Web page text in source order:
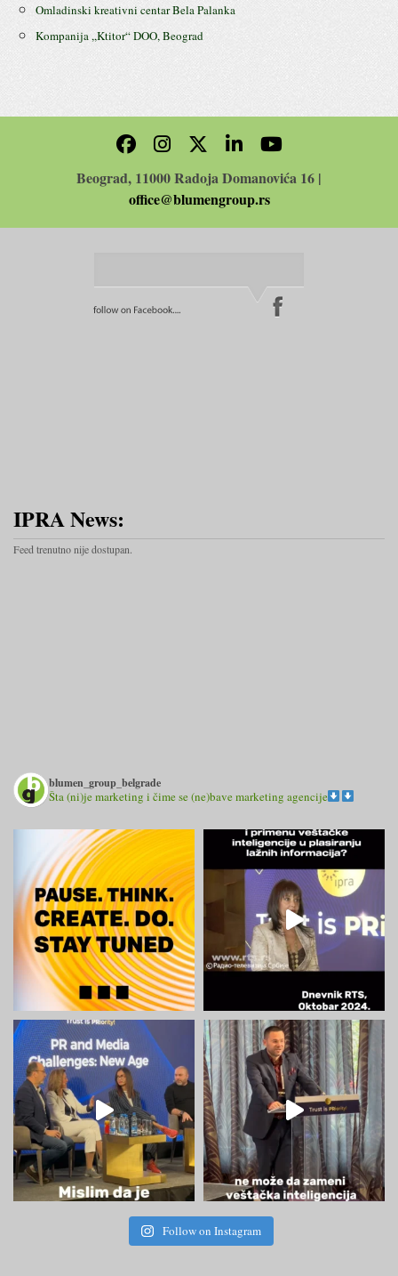
Omladinski kreativni centar Bela Palanka
Kompanija ,,Ktitor“ DOO, Beograd
Beograd, 11000 Radoja Domanovića 16 |
office@blumengroup.rs
IPRA News:
Feed trenutno nije dostupan.
blumen_group_belgrade
Šta (ni)je marketing i čime se (ne)bave marketing agencije
Follow on Instagram